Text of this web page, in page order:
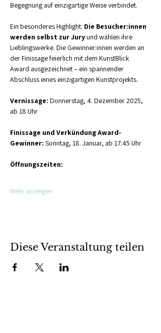
Begegnung auf einzigartige Weise verbindet.
Ein besonderes Highlight: Die Besucher:innen
werden selbst zur Jury und wählen ihre
Lieblingswerke. Die Gewinner:innen werden an
der Finissage feierlich mit dem KunstBlick
Award ausgezeichnet – ein spannender
Abschluss eines einzigartigen Kunstprojekts.
Vernissage: Donnerstag, 4. Dezember 2025,
ab 18 Uhr
Finissage und Verkündung Award-
Gewinner: Sonntag, 18. Januar, ab 17:45 Uhr
Öffnungszeiten:
Mehr anzeigen
Diese Veranstaltung teilen